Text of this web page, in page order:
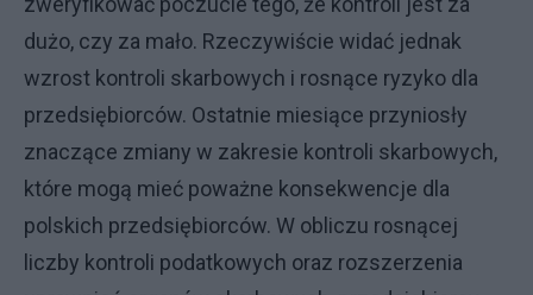
dużo, czy za mało. Rzeczywiście widać jednak
wzrost kontroli skarbowych i rosnące ryzyko dla
przedsiębiorców. Ostatnie miesiące przyniosły
znaczące zmiany w zakresie kontroli skarbowych,
które mogą mieć poważne konsekwencje dla
polskich przedsiębiorców. W obliczu rosnącej
liczby kontroli podatkowych oraz rozszerzenia